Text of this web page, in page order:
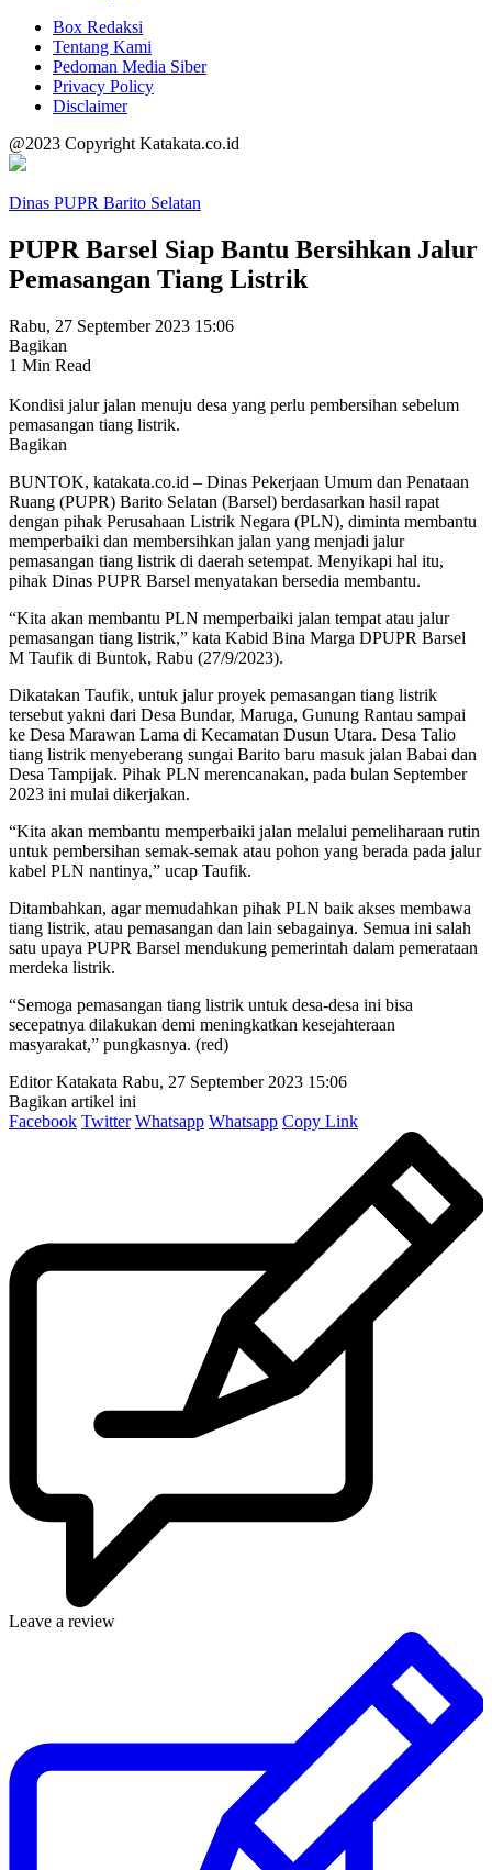
Box Redaksi
Tentang Kami
Pedoman Media Siber
Privacy Policy
Disclaimer
@2023 Copyright Katakata.co.id
Dinas PUPR Barito Selatan
PUPR Barsel Siap Bantu Bersihkan Jalur
Pemasangan Tiang Listrik
Rabu, 27 September 2023 15:06
Bagikan
1 Min Read
Kondisi jalur jalan menuju desa yang perlu pembersihan sebelum
pemasangan tiang listrik.
Bagikan
BUNTOK, katakata.co.id – Dinas Pekerjaan Umum dan Penataan
Ruang (PUPR) Barito Selatan (Barsel) berdasarkan hasil rapat
dengan pihak Perusahaan Listrik Negara (PLN), diminta membantu
memperbaiki dan membersihkan jalan yang menjadi jalur
pemasangan tiang listrik di daerah setempat. Menyikapi hal itu,
pihak Dinas PUPR Barsel menyatakan bersedia membantu.
“Kita akan membantu PLN memperbaiki jalan tempat atau jalur
pemasangan tiang listrik,” kata Kabid Bina Marga DPUPR Barsel
M Taufik di Buntok, Rabu (27/9/2023).
Dikatakan Taufik, untuk jalur proyek pemasangan tiang listrik
tersebut yakni dari Desa Bundar, Maruga, Gunung Rantau sampai
ke Desa Marawan Lama di Kecamatan Dusun Utara. Desa Talio
tiang listrik menyeberang sungai Barito baru masuk jalan Babai dan
Desa Tampijak. Pihak PLN merencanakan, pada bulan September
2023 ini mulai dikerjakan.
“Kita akan membantu memperbaiki jalan melalui pemeliharaan rutin
untuk pembersihan semak-semak atau pohon yang berada pada jalur
kabel PLN nantinya,” ucap Taufik.
Ditambahkan, agar memudahkan pihak PLN baik akses membawa
tiang listrik, atau pemasangan dan lain sebagainya. Semua ini salah
satu upaya PUPR Barsel mendukung pemerintah dalam pemerataan
merdeka listrik.
“Semoga pemasangan tiang listrik untuk desa-desa ini bisa
secepatnya dilakukan demi meningkatkan kesejahteraan
masyarakat,” pungkasnya. (red)
Editor Katakata Rabu, 27 September 2023 15:06
Bagikan artikel ini
Facebook Twitter Whatsapp Whatsapp Copy Link
Leave a review